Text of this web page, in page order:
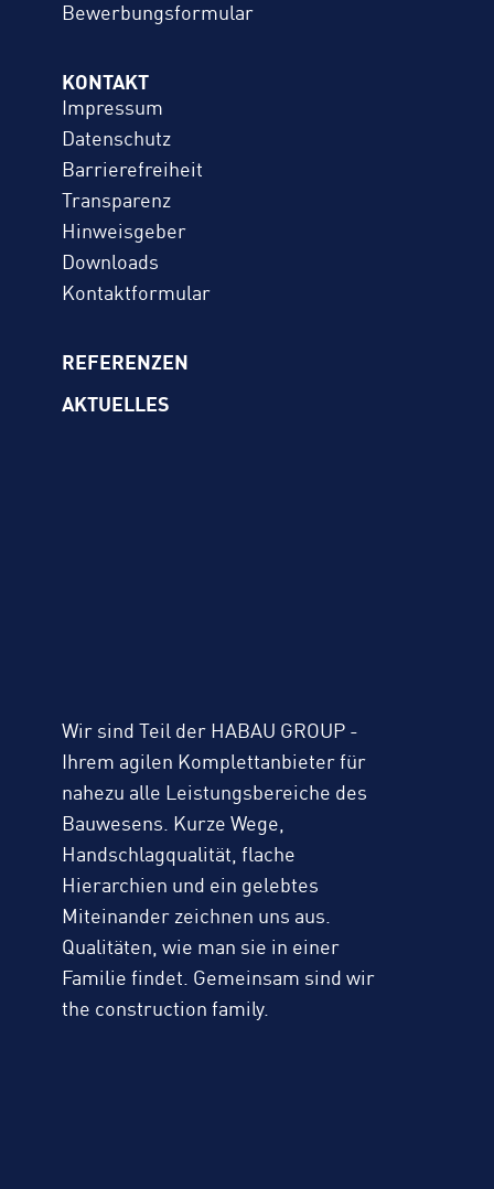
Wir sind Teil der HABAU GROUP -
Ihrem agilen Komplettanbieter für
nahezu alle Leistungsbereiche des
Bauwesens. Kurze Wege,
Handschlagqualität, flache
Hierarchien und ein gelebtes
Miteinander zeichnen uns aus.
Qualitäten, wie man sie in einer
Familie findet. Gemeinsam sind wir
the construction family.
REFERENZEN
Bewerbungs­formular
AKTUELLES
KONTAKT
Impressum
Datenschutz
Barrierefreiheit
Transparenz
Hinweisgeber
Downloads
Kontaktformular